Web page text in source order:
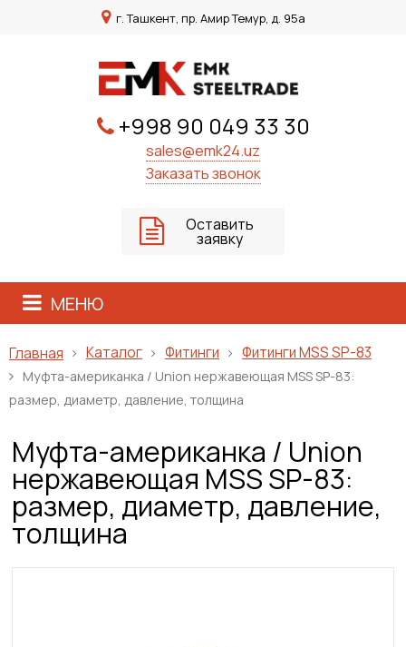
г. Ташкент, пр. Амир Темур, д. 95а
+998 90 049 33 30
sales@emk24.uz
Заказать звонок
Оставить
заявку
МЕНЮ
Главная Каталог Фитинги Фитинги MSS SP-83
Муфта-американка / Union нержавеющая MSS SP-83:
размер, диаметр, давление, толщина
Муфта-американка / Union
нержавеющая MSS SP-83:
размер, диаметр, давление,
толщина